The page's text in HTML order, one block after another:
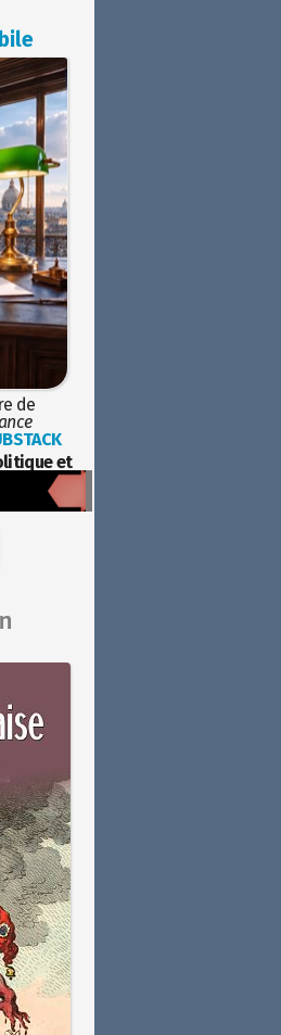
de
et
de